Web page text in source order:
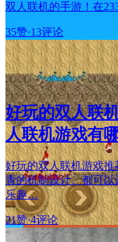
双人联机的手游！在
35赞·13评论
好玩的双人联
人联机游戏有
好玩的双人联机游戏
青的机制设计。都可
乐趣…
21赞·4评论